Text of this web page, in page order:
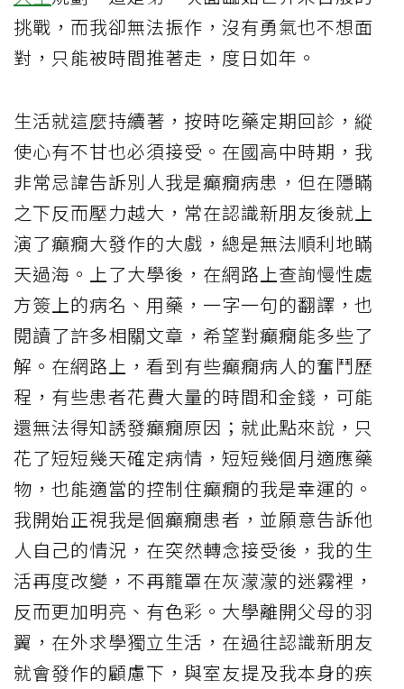
挑戰，而我卻無法振作，沒有勇氣也不想面
對，只能被時間推著走，度日如年。
生活就這麼持續著，按時吃藥定期回診，縱
使心有不甘也必須接受。在國高中時期，我
非常忌諱告訴別人我是癲癇病患，但在隱瞞
之下反而壓力越大，常在認識新朋友後就上
演了癲癇大發作的大戲，總是無法順利地瞞
天過海。上了大學後，在網路上查詢慢性處
方簽上的病名、用藥，一字一句的翻譯，也
閱讀了許多相關文章，希望對癲癇能多些了
解。在網路上，看到有些癲癇病人的奮鬥歷
程，有些患者花費大量的時間和金錢，可能
還無法得知誘發癲癇原因；就此點來說，只
花了短短幾天確定病情，短短幾個月適應藥
物，也能適當的控制住癲癇的我是幸運的。
我開始正視我是個癲癇患者，並願意告訴他
人自己的情況，在突然轉念接受後，我的生
活再度改變，不再籠罩在灰濛濛的迷霧裡，
反而更加明亮、有色彩。大學離開父母的羽
翼，在外求學獨立生活，在過往認識新朋友
就會發作的顧慮下，與室友提及我本身的疾